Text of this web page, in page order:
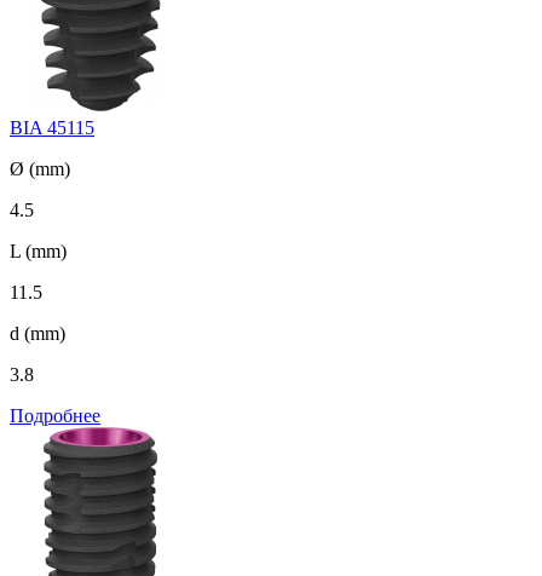
BIA 45115
Ø (mm)
4.5
L (mm)
11.5
d (mm)
3.8
Подробнее